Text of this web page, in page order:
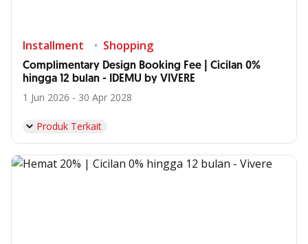
Installment Shopping
Complimentary Design Booking Fee | Cicilan 0%
hingga 12 bulan - IDEMU by VIVERE
1 Jun 2026 - 30 Apr 2028
Produk Terkait